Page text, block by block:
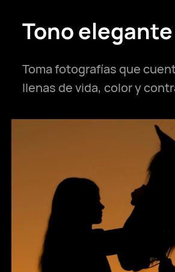
Tono elegante
Toma fotografías que
llenas de vida, color y